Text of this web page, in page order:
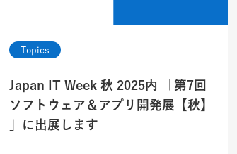
Topics
Japan IT Week 秋 2025内 「第7回
ソフトウェア＆アプリ開発展【秋】
」に出展します